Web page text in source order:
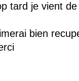
tard je vient
bien